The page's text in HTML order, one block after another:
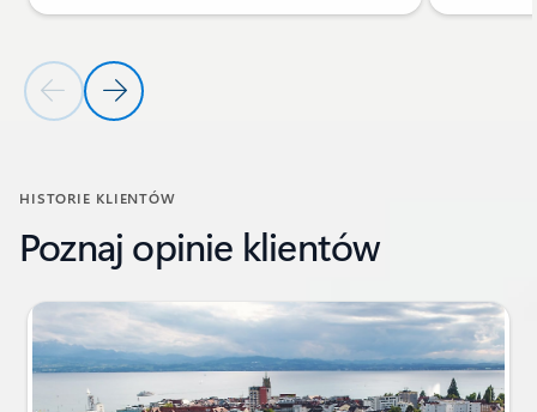
Poprzedni slajdNastępny slajd
HISTORIE KLIENTÓW
Poznaj opinie klientów
Pokazywanie slajdu 1 z 4